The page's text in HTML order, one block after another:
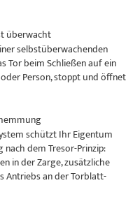
überwacht
selbstüberwachenden
Tor beim Schließen auf ein
Person, stoppt und öffnet
schützt Ihr Eigentum
dem Tresor-Prinzip:
in der Zarge, zusätzliche
Antriebs an der Torblatt-